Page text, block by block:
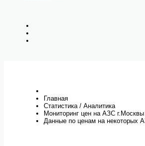
Главная
Статистика / Аналитика
Мониторинг цен на АЗС г.Москвы
Данные по ценам на некоторых